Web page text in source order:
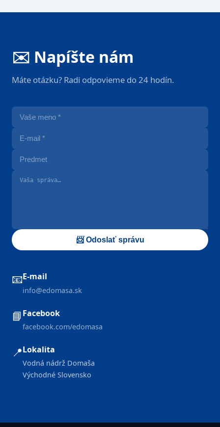
✉️ Napíšte nám
Máte otázku? Radi odpovieme do 24 hodín.
📨 Odoslať správu
📧E-mail
info@edomasa.sk
📘Facebook
facebook.com/edomasa
📍Lokalita
Vodná nádrž Domaša
Východné Slovensko